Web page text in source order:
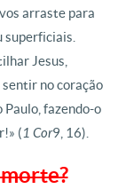
arraste para
superficiais.
Jesus,
sentir no coração
fazendo-o
(1 Cor9, 16).